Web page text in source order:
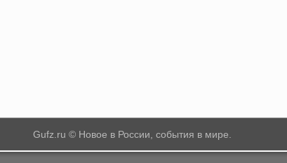
Gufz.ru © Новое в России, события в мире.